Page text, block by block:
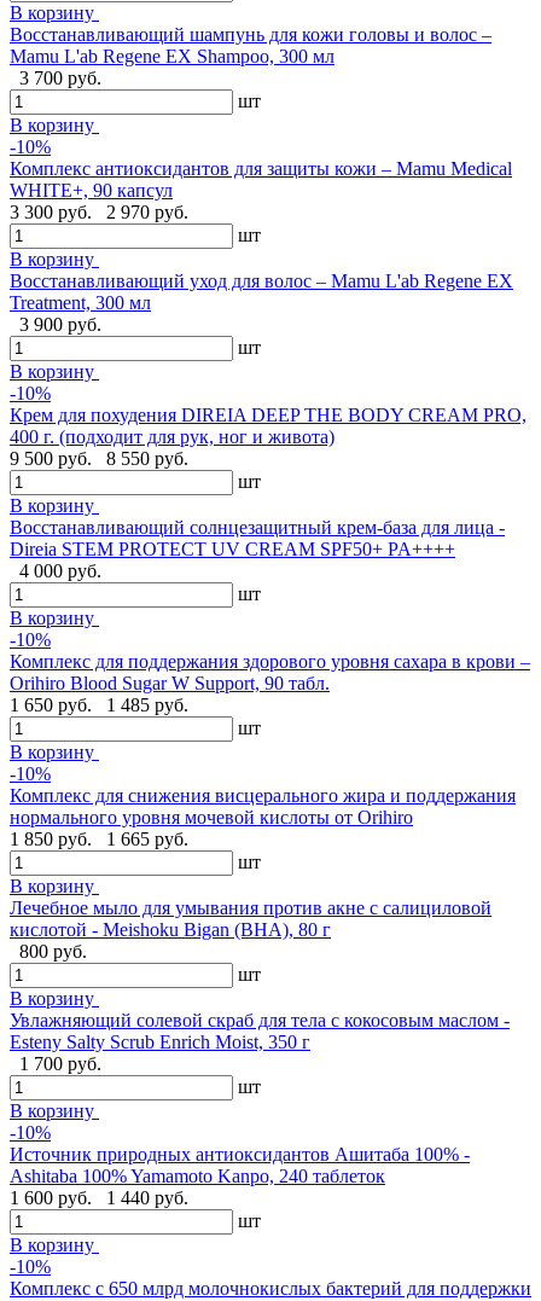
В корзину
Восстанавливающий шампунь для кожи головы и волос –
Mamu L'ab Regene EX Shampoo, 300 мл
3 700 руб.
шт
В корзину
-10%
Комплекс антиоксидантов для защиты кожи – Mamu Medical
WHITE+, 90 капсул
3 300 руб.
2 970 руб.
шт
В корзину
Восстанавливающий уход для волос – Mamu L'ab Regene EX
Treatment, 300 мл
3 900 руб.
шт
В корзину
-10%
Крем для похудения DIREIA DEEP THE BODY CREAM PRO,
400 г. (подходит для рук, ног и живота)
9 500 руб.
8 550 руб.
шт
В корзину
Восстанавливающий солнцезащитный крем-база для лица -
Direia STEM PROTECT UV CREAM SPF50+ PA++++
4 000 руб.
шт
В корзину
-10%
Комплекс для поддержания здорового уровня сахара в крови –
Orihiro Blood Sugar W Support, 90 табл.
1 650 руб.
1 485 руб.
шт
В корзину
-10%
Комплекс для снижения висцерального жира и поддержания
нормального уровня мочевой кислоты от Orihiro
1 850 руб.
1 665 руб.
шт
В корзину
Лечебное мыло для умывания против акне с салициловой
кислотой - Meishoku Bigan (BHA), 80 г
800 руб.
шт
В корзину
Увлажняющий солевой скраб для тела с кокосовым маслом -
Esteny Salty Scrub Enrich Moist, 350 г
1 700 руб.
шт
В корзину
-10%
Источник природных антиоксидантов Ашитаба 100% -
Ashitaba 100% Yamamoto Kanpo, 240 таблеток
1 600 руб.
1 440 руб.
шт
В корзину
-10%
Комплекс с 650 млрд молочнокислых бактерий для поддержки